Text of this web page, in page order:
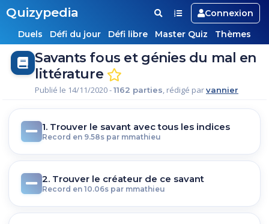
Quizypedia
Connexion
Duels
Défi du jour Défi libre Master Quiz Thèmes
Savants fous et génies du mal en
littérature
Publié le 14/11/2020 -1162 parties, rédigé parvannier
1. Trouver le savant avec tous les indices
Record en 9.58s par mmathieu
2. Trouver le créateur de ce savant
Record en 10.06s par mmathieu